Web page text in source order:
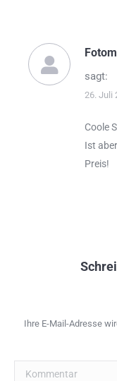
sagt:
26. Juli
Coole
Ist
Preis!
Ihre E-Mail-Adresse
Kommentar